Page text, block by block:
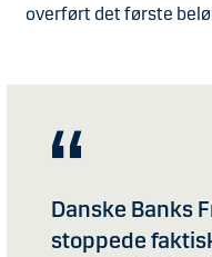
overført det første
Danske Banks
stoppede